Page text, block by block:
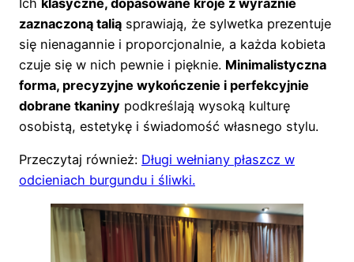
Ich klasyczne, dopasowane kroje z wyraźnie
zaznaczoną talią sprawiają, że sylwetka prezentuje
się nienagannie i proporcjonalnie, a każda kobieta
czuje się w nich pewnie i pięknie. Minimalistyczna
forma, precyzyjne wykończenie i perfekcyjnie
dobrane tkaniny podkreślają wysoką kulturę
osobistą, estetykę i świadomość własnego stylu.
Przeczytaj również: Długi wełniany płaszcz w
odcieniach burgundu i śliwki.